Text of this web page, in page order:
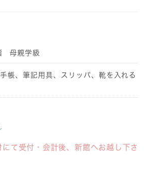
母親学級
手帳、筆記用具、スリッパ、靴を入れる
て受付・会計後、新館へお越し下さ